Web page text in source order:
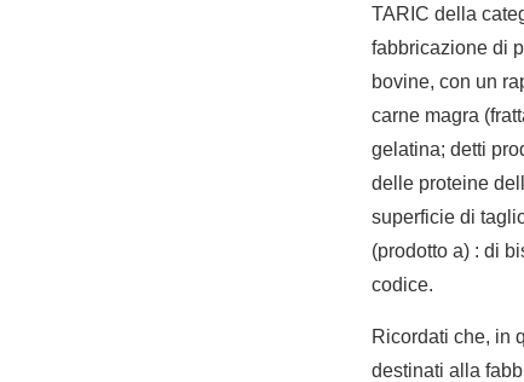
TARIC della
fabbricazione di
bovine, con un
carne magra
gelatina; detti
delle proteine
superficie di
(prodotto a) : di
codice.
Ricordati che, in
destinati alla